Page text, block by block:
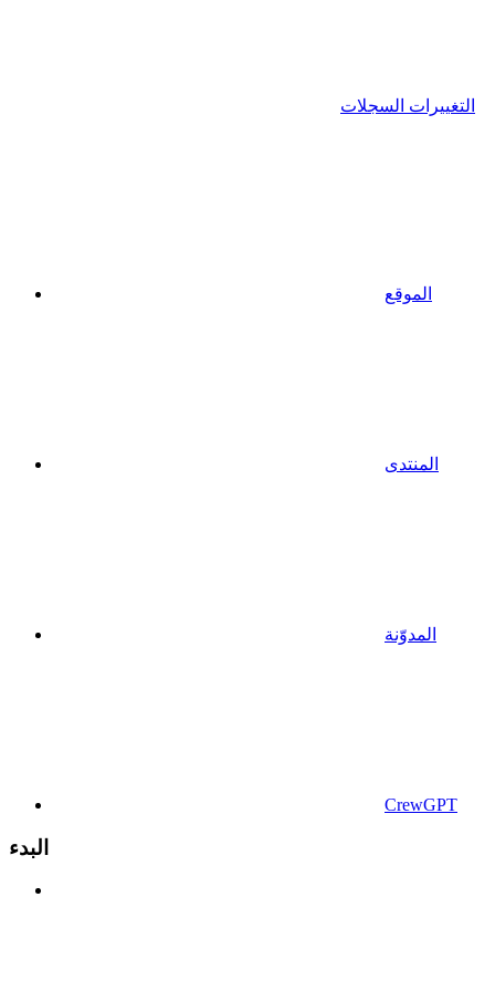
التغييرات السجلات
الموقع
المنتدى
المدوّنة
CrewGPT
البدء